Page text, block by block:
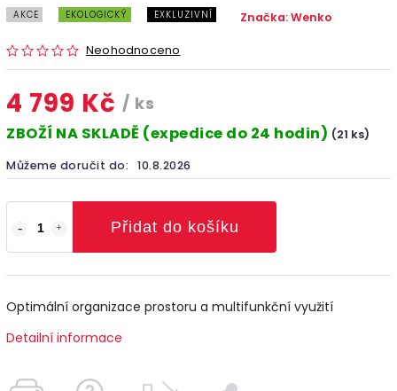
AKCE EKOLOGICKÝ EXKLUZIVNÍ
Neohodnoceno
Značka:Wenko
4 799 Kč / ks
ZBOŽÍ NA SKLADĚ (expedice do 24 hodin) (21 ks)
Můžeme doručit do: 10.8.2026
Přidat do košíku
Optimální organizace prostoru a multifunkční využití
Detailní informace